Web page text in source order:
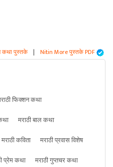
कथा पुस्तके | Nitin More पुस्तके PDF
फिक्शन कथा
मराठी बाल कथा
मराठी कविता
मराठी प्रवास विशेष
प्रेम कथा
मराठी गुप्तचर कथा